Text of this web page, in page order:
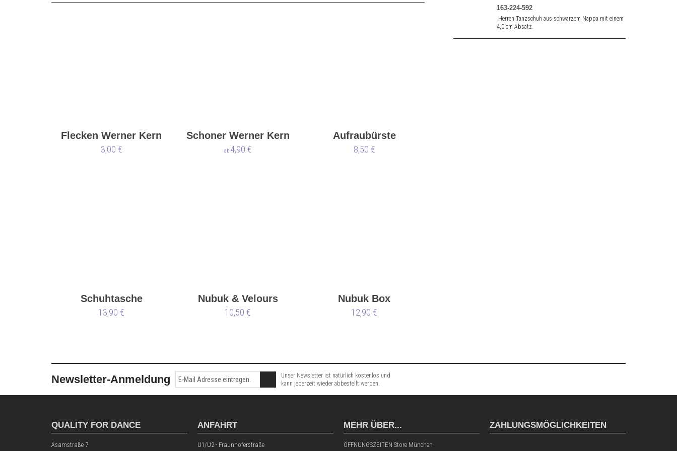
Flecken Werner Kern
3,00 €
Schoner Werner Kern
ab 4,90 €
Aufraubürste
8,50 €
Schuhtasche
13,90 €
Nubuk & Velours
10,50 €
Nubuk Box
12,90 €
163-224-592
Herren Tanzschuh aus schwarzem Nappa mit einem
4,0 cm Absatz.
Newsletter-Anmeldung
Unser Newsletter ist natürlich kostenlos und
kann jederzeit wieder abbestellt werden.
QUALITY FOR DANCE
Asamstraße 7
ANFAHRT
U1/U2 - Fraunhoferstraße
MEHR ÜBER...
ÖFFNUNGSZEITEN Store München
ZAHLUNGSMÖGLICHKEITEN